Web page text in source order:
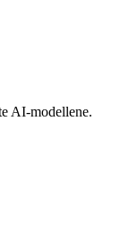
AI-modellene.